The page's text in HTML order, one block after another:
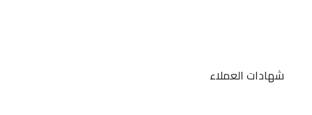
شهادات العملاء